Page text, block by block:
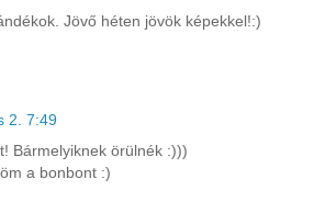
Jövő héten jövök képekkel!:)
2. 7:49
Bármelyiknek örülnék :)))
a bonbont :)